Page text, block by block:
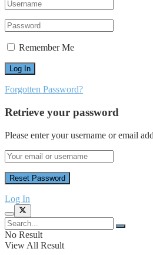
Remember Me
Forgotten Password?
Retrieve your password
Please enter your username or email
Log In
No Result
View All Result